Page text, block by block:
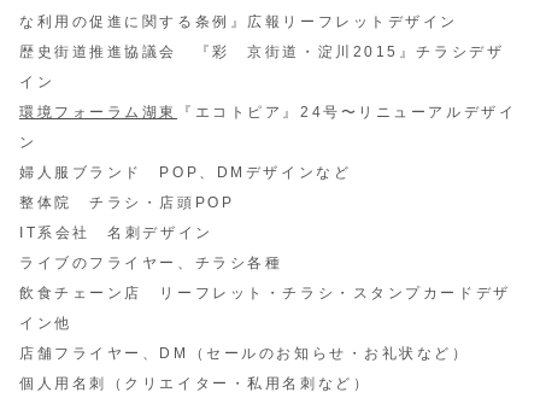
な利用の促進に関する条例』広報リーフレットデザイン
歴史街道推進協議会 『彩 京街道・淀川2015』チラシデザ
イン
環境フォーラム湖東
『エコトピア』24号〜リニューアルデザイ
ン
婦人服ブランド POP、DMデザインなど
整体院 チラシ・店頭POP
IT系会社 名刺デザイン
ライブのフライヤー、チラシ各種
飲食チェーン店 リーフレット・チラシ・スタンプカードデザ
イン他
店舗フライヤー、DM（セールのお知らせ・お礼状など）
個人用名刺（クリエイター・私用名刺など）